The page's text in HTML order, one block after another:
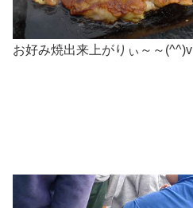
お好み焼出来上がりぃ～～(^^)v